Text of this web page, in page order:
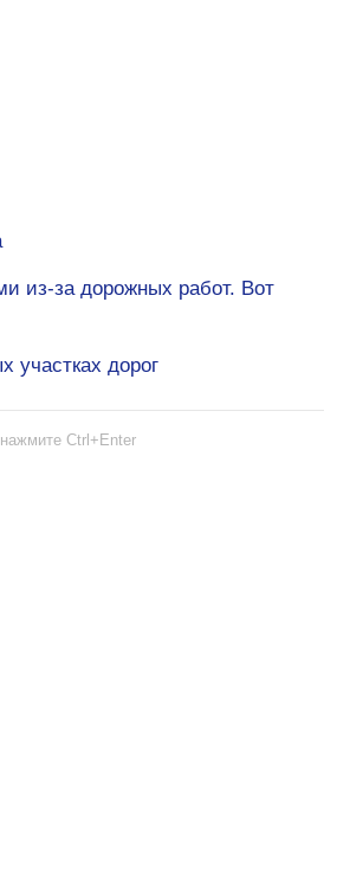
из-за дорожных работ. Вот
участках дорог
Ctrl+Enter